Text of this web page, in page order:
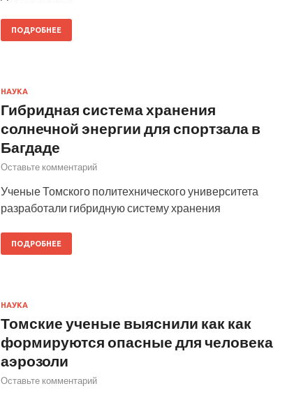
ПОДРОБНЕЕ
НАУКА
Гибридная система хранения
солнечной энергии для спортзала в
Багдаде
Оставьте комментарий
Ученые Томского политехнического университета
разработали гибридную систему хранения
ПОДРОБНЕЕ
НАУКА
Томские ученые выяснили как как
формируются опасные для человека
аэрозоли
Оставьте комментарий